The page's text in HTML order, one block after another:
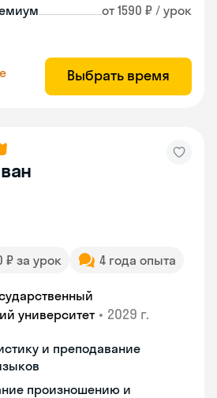
от 1590 ₽ / урок
Выбрать время
₽ за урок 4 года опыта
университет • 2029 г.
и преподавание
произношению и